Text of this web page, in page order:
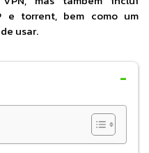
e torrent, bem como um
usar.